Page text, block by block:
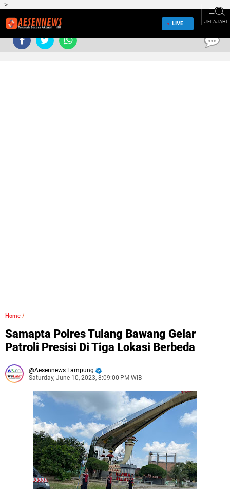
-->
LIVE JELAJAHI
Home /
Samapta Polres Tulang Bawang Gelar
Patroli Presisi Di Tiga Lokasi Berbeda
Aesennews Lampung
Saturday, June 10, 2023, 8:09:00 PM WIB